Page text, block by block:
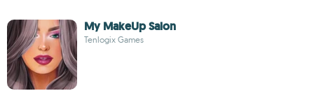
My MakeUp Salon
Tenlogix Games